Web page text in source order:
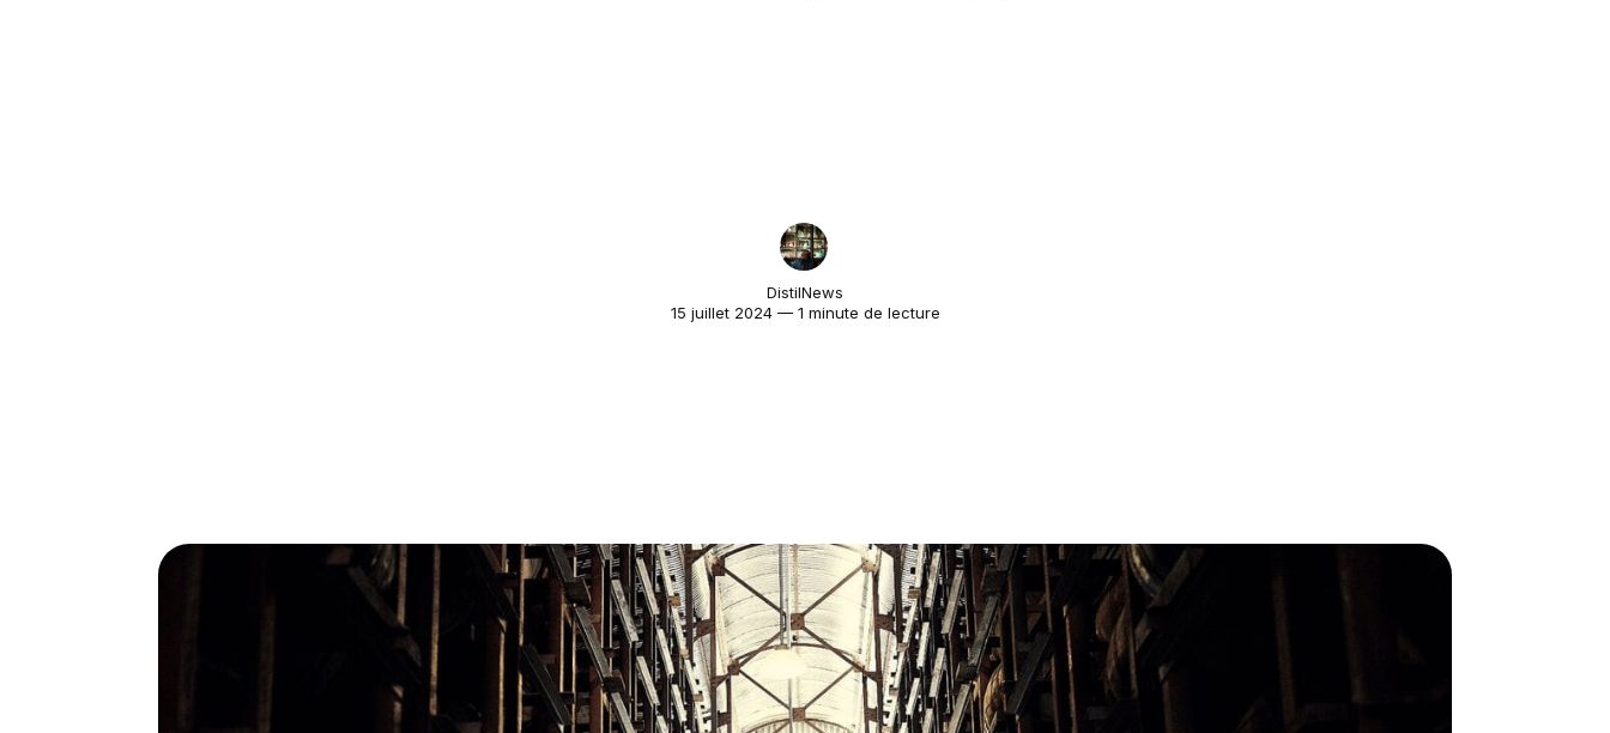
DistilNews
15 juillet 2024 — 1 minute de lecture